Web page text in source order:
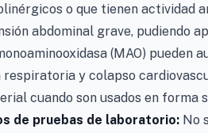
o que tienen actividad
abdominal grave, pudiendo
(MAO) pueden
y colapso
cuando son usados en forma
de pruebas de laboratorio: No